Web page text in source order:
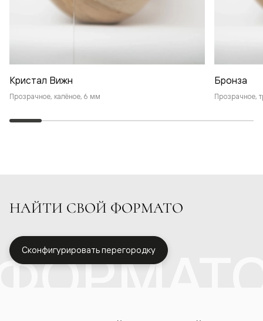
Кристал Вижн
Прозрачное, калёное, 6 мм
Бронза
Прозрачное,
НАЙТИ СВОЙ ФОРМАТО
Сконфигурировать перегородку